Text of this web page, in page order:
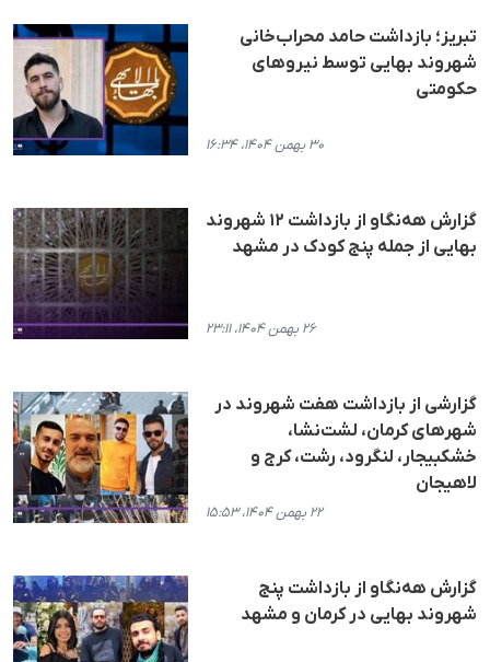
تبریز؛ بازداشت حامد محراب‌خانی
شهروند بهایی توسط نیروهای
حکومتی
۳۰ بهمن ۱۴۰۴، ۱۶:۳۴
گزارش هه‌نگاو از بازداشت ١٢ شهروند
بهایی از جملە پنج کودک در مشهد
۲۶ بهمن ۱۴۰۴، ۲۳:۱۱
گزارشی از بازداشت هفت شهروند در
شهرهای کرمان، لشت‌نشا،
خشکبیجار، لنگرود، رشت، کرج و
لاهیجان
۲۲ بهمن ۱۴۰۴، ۱۵:۵۳
گزارش هه‌نگاو از بازداشت پنج
شهروند بهایی در کرمان و مشهد